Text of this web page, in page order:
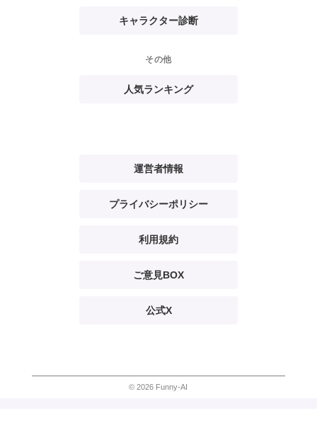
キャラクター診断
その他
人気ランキング
運営者情報
プライバシーポリシー
利用規約
ご意見BOX
公式X
© 2026 Funny-AI